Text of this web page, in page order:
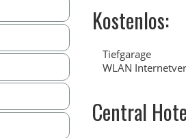
Kostenlos:
Tiefgarage
WLAN
Central